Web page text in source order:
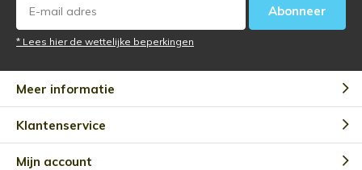
Abonneer
* Lees hier de wettelijke beperkingen
Meer informatie
Klantenservice
Mijn account